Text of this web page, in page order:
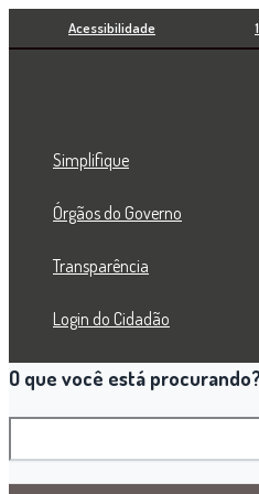
Ir
para
Acessibilidade
Simplifique
Órgãos do Governo
Transparência
Login do Cidadão
O que você está
Pesquisar